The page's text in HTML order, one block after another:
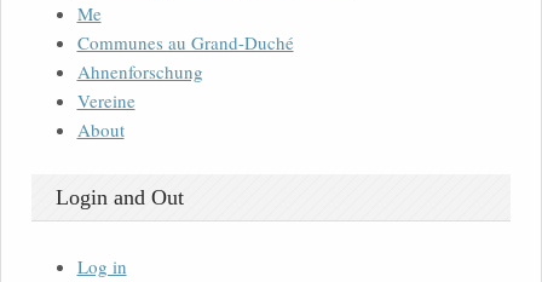
Me
Communes au Grand-Duché
Ahnenforschung
Vereine
About
Login and Out
Log in